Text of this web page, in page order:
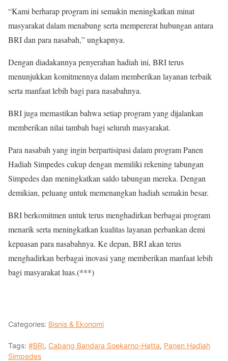
“Kami berharap program ini semakin meningkatkan minat
masyarakat dalam menabung serta mempererat hubungan antara
BRI dan para nasabah,” ungkapnya.
Dengan diadakannya penyerahan hadiah ini, BRI terus
menunjukkan komitmennya dalam memberikan layanan terbaik
serta manfaat lebih bagi para nasabahnya.
BRI juga memastikan bahwa setiap program yang dijalankan
memberikan nilai tambah bagi seluruh masyarakat.
Para nasabah yang ingin berpartisipasi dalam program Panen
Hadiah Simpedes cukup dengan memiliki rekening tabungan
Simpedes dan meningkatkan saldo tabungan mereka. Dengan
demikian, peluang untuk memenangkan hadiah semakin besar.
BRI berkomitmen untuk terus menghadirkan berbagai program
menarik serta meningkatkan kualitas layanan perbankan demi
kepuasan para nasabahnya. Ke depan, BRI akan terus
menghadirkan berbagai inovasi yang memberikan manfaat lebih
bagi masyarakat luas.(***)
Categories: Bisnis & Ekonomi
Tags: #BRI, Cabang Bandara Soekarno-Hatta, Panen Hadiah
Simpedes